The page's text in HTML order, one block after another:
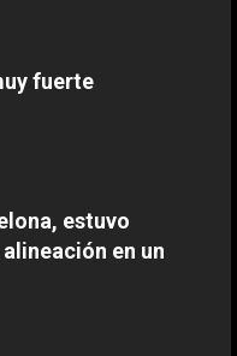
en Rosario para
fuerte
estuvo
en un